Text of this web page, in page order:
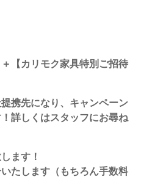
＋【カリモク家具特別ご招待
携先になり、キャンペーン
詳しくはスタッフにお尋ね
ます！
たします（もちろん手数料